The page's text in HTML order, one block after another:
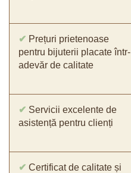
✔ Prețuri prietenoase
pentru bijuterii placate într-
adevăr de calitate
✔ Servicii excelente de
asistență pentru clienți
✔ Certificat de calitate și